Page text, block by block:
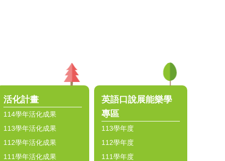
活化計畫
114學年活化成果
113學年活化成果
112學年活化成果
111學年活化成果
英語口說展能樂學
專區
113學年度
112學年度
111學年度